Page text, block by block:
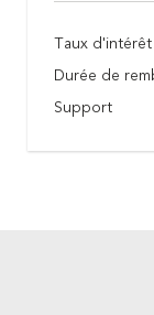
Taux
Durée de
Support